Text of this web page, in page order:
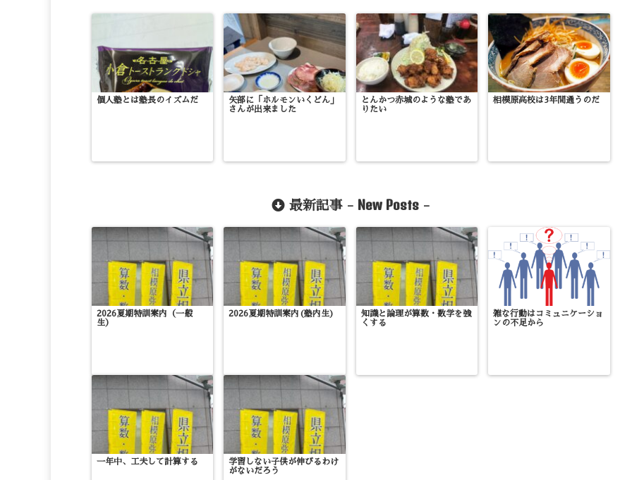
個人塾とは塾長のイズムだ
矢部に「ホルモンいくどん」
さんが出来ました
とんかつ赤城のような塾であ
りたい
相模原高校は3年間通うのだ
最新記事 - New Posts -
2026夏期特訓案内（一般
生）
2026夏期特訓案内(塾内生)
知識と論理が算数・数学を強
くする
雑な行動はコミュニケーショ
ンの不足から
一年中、工夫して計算する
学習しない子供が伸びるわけ
がないだろう